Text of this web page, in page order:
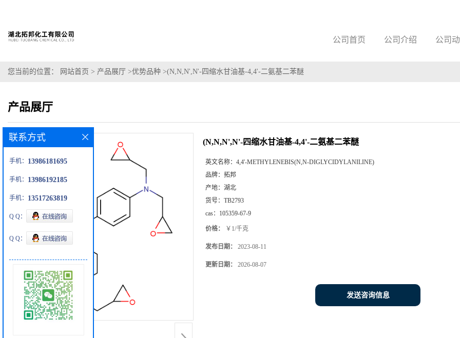
公司首页 公司介绍 公司
您当前的位置： 网站首页 > 产品展厅 >优势品种 >(N,N,N',N'-四缩水甘油基-4,4'-二氨基二苯醚
产品展厅
(N,N,N',N'-四缩水甘油基-4,4'-二氨基二苯醚
英文名称： 4,4'-METHYLENEBIS(N,N-DIGLYCIDYLANILINE)
品牌： 拓邦
产地： 湖北
货号： TB2793
cas： 105359-67-9
价格： ￥1/千克
发布日期： 2023-08-11
更新日期： 2026-08-07
发送咨询信息
联系方式
手机： 13986181695
手机： 13986192185
手机： 13517263819
Q Q：
Q Q：